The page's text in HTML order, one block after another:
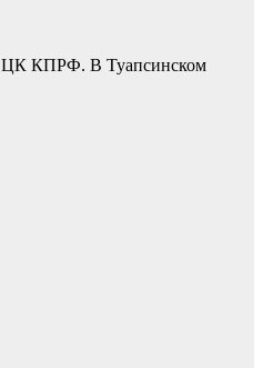
ЦК КПРФ. В Туапсинском